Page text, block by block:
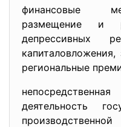
финансовые
размещение и
депрессивных
региональные
деятельность